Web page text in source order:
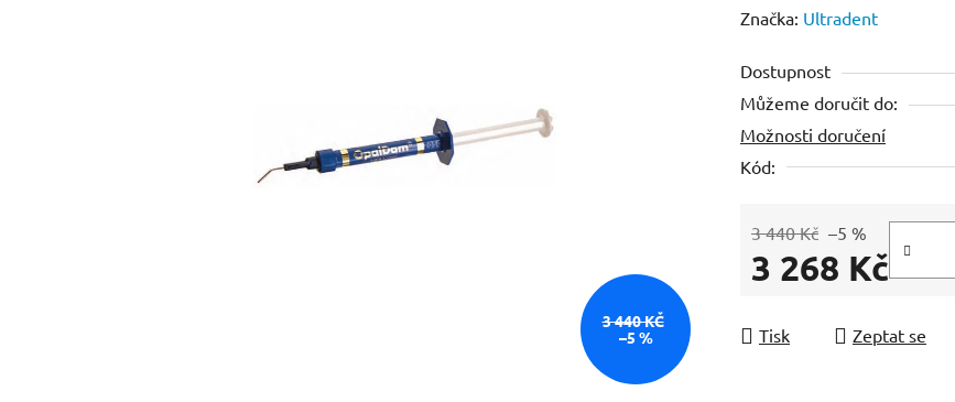
hodnocení
je
0,0
z
5
Značka: Ultradent
Dostupnost
Můžeme doručit do:
Možnosti doručení
Kód:
3 440 Kč –5 %
3 268 Kč
Tisk Zeptat se
3 440 KČ
–5 %